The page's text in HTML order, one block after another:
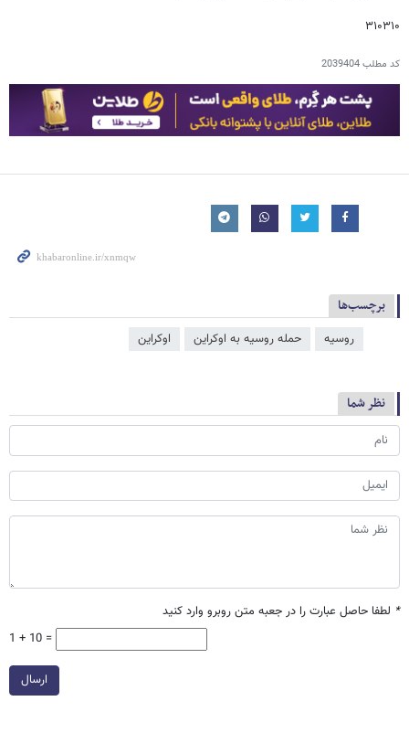
۳۱۰۳۱۰
کد مطلب2039404
برچسب‌ها
روسیه حمله روسیه به اوکراین اوکراین
نظر شما
* لطفا حاصل عبارت را در جعبه متن روبرو وارد کنید
1 + 10 =
ارسال